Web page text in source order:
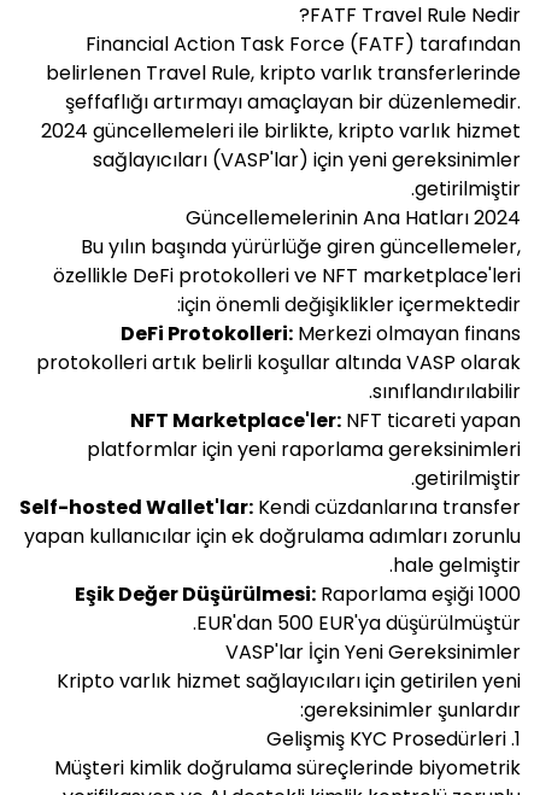
FATF Travel Rule Nedir?
Financial Action Task Force (FATF) tarafından
belirlenen Travel Rule, kripto varlık transferlerinde
şeffaflığı artırmayı amaçlayan bir düzenlemedir.
2024 güncellemeleri ile birlikte, kripto varlık hizmet
sağlayıcıları (VASP'lar) için yeni gereksinimler
getirilmiştir.
2024 Güncellemelerinin Ana Hatları
Bu yılın başında yürürlüğe giren güncellemeler,
özellikle DeFi protokolleri ve NFT marketplace'leri
için önemli değişiklikler içermektedir:
DeFi Protokolleri: Merkezi olmayan finans
protokolleri artık belirli koşullar altında VASP olarak
sınıflandırılabilir.
NFT Marketplace'ler: NFT ticareti yapan
platformlar için yeni raporlama gereksinimleri
getirilmiştir.
Self-hosted Wallet'lar: Kendi cüzdanlarına transfer
yapan kullanıcılar için ek doğrulama adımları zorunlu
hale gelmiştir.
Eşik Değer Düşürülmesi: Raporlama eşiği 1000
EUR'dan 500 EUR'ya düşürülmüştür.
VASP'lar İçin Yeni Gereksinimler
Kripto varlık hizmet sağlayıcıları için getirilen yeni
gereksinimler şunlardır:
1. Gelişmiş KYC Prosedürleri
Müşteri kimlik doğrulama süreçlerinde biyometrik